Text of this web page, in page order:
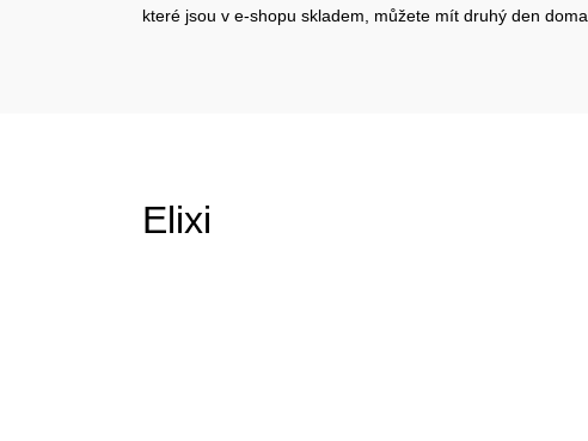
které jsou v e-shopu skladem, můžete mít druhý den doma.
Elixi